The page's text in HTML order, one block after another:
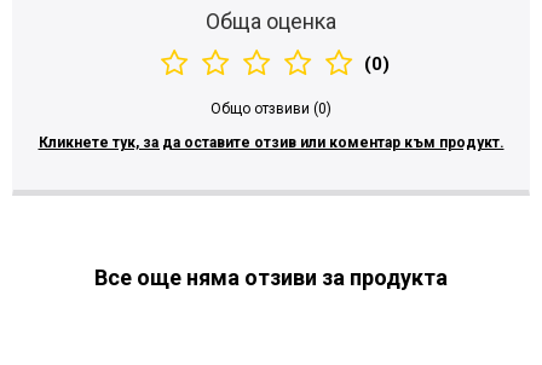
Обща оценка
(0)
Общо отзвиви (0)
Кликнете тук, за да оставите отзив или коментар към продукт.
Все още няма отзиви за продукта